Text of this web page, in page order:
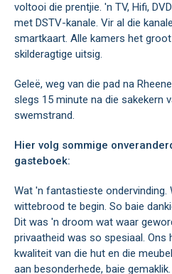
voltooi die prentjie. 'n TV, Hifi,
met DSTV-kanale. Vir al die
smartkaart. Alle kamers het
skilderagtige uitsig.
Geleë, weg van die pad na
slegs 15 minute na die sakekern
swemstrand.
Hier volg sommige
gasteboek:
Wat 'n fantastieste ondervinding.
wittebrood te begin. So baie
Dit was 'n droom wat waar
privaatheid was so spesiaal. Ons
kwaliteit van die hut en die
aan besonderhede, baie